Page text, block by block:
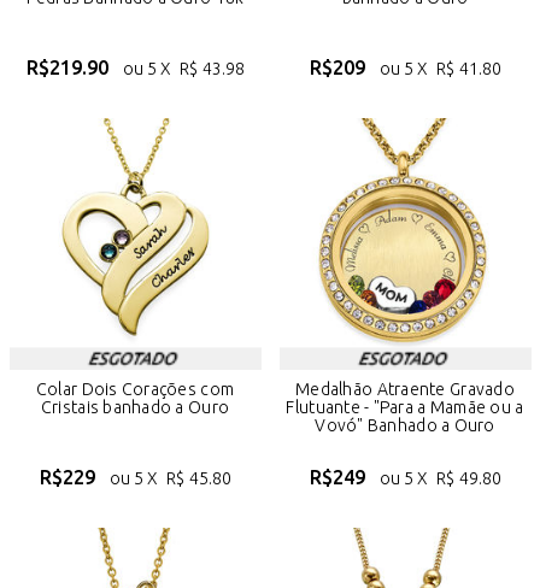
R$219.90 ou 5 X R$ 43.98 R$209 ou 5 X R$ 41.80
Colar Dois Corações com
Cristais banhado a Ouro
R$229 ou 5 X R$ 45.80
Medalhão Atraente Gravado
Flutuante - "Para a Mamãe ou a
Vovó" Banhado a Ouro
R$249 ou 5 X R$ 49.80